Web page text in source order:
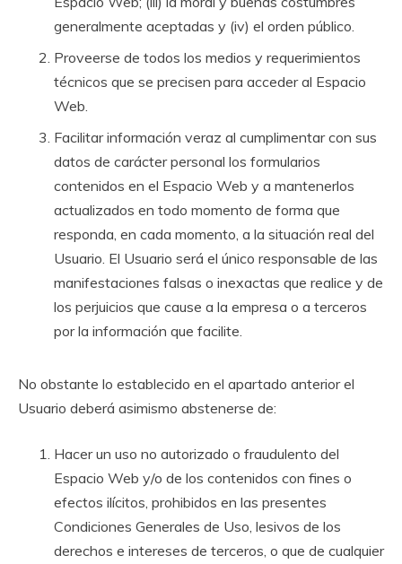
generalmente aceptadas y (iv) el orden público.
Proveerse de todos los medios y requerimientos
técnicos que se precisen para acceder al Espacio
Web.
Facilitar información veraz al cumplimentar con sus
datos de carácter personal los formularios
contenidos en el Espacio Web y a mantenerlos
actualizados en todo momento de forma que
responda, en cada momento, a la situación real del
Usuario. El Usuario será el único responsable de las
manifestaciones falsas o inexactas que realice y de
los perjuicios que cause a la empresa o a terceros
por la información que facilite.
No obstante lo establecido en el apartado anterior el
Usuario deberá asimismo abstenerse de:
Hacer un uso no autorizado o fraudulento del
Espacio Web y/o de los contenidos con fines o
efectos ilícitos, prohibidos en las presentes
Condiciones Generales de Uso, lesivos de los
derechos e intereses de terceros, o que de cualquier